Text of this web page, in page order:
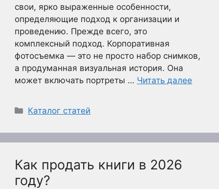
свои, ярко выраженные особенности,
определяющие подход к организации и
проведению. Прежде всего, это
комплексный подход. Корпоративная
фотосъемка — это не просто набор снимков,
а продуманная визуальная история. Она
может включать портреты … Читать далее
Рубрики
Каталог статей
Как продать книги в 2026
году?